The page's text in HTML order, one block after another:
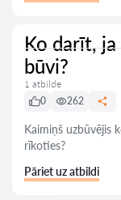
Ko darīt,
būvi?
1 atbilde
0
262
Kaimiņš uzbūvējis
rīkoties?
Pāriet uz atbildi